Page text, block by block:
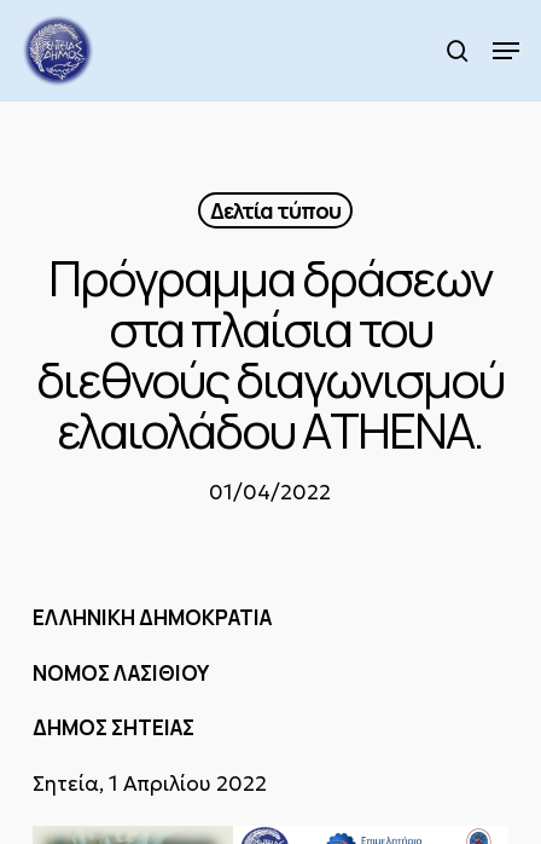
main
content
search
Δελτία τύπου
Πρόγραμμα δράσεων
στα πλαίσια του
διεθνούς διαγωνισμού
ελαιολάδου AΤΗΕΝΑ.
01/04/2022
ΕΛΛΗΝΙΚΗ ΔΗΜΟΚΡΑΤΙΑ
ΝΟΜΟΣ ΛΑΣΙΘΙΟΥ
ΔΗΜΟΣ ΣΗΤΕΙΑΣ
Σητεία, 1 Απριλίου 2022
Menu